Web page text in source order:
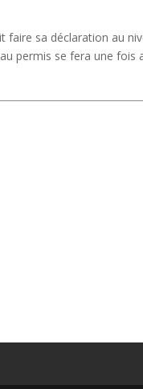
faire sa déclaration au
permis se fera une fois